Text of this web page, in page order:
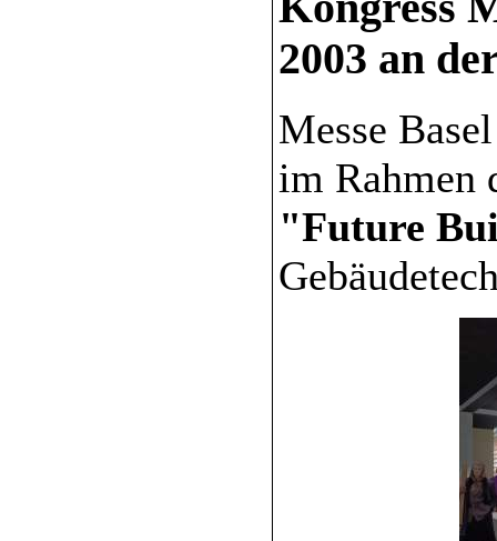
2003 an
Messe
im Rahmen
"Future